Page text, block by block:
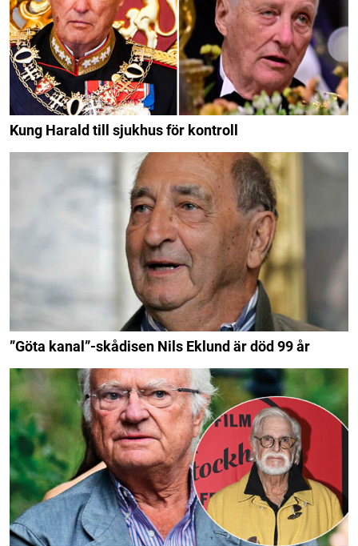
Kung Harald till sjukhus för kontroll
”Göta kanal”-skådisen Nils Eklund är död 99 år